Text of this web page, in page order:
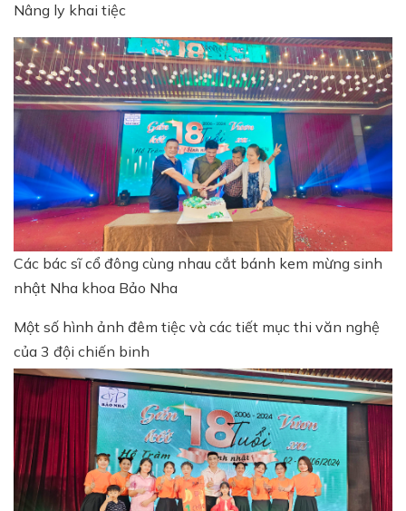
Nâng ly khai tiệc
Các bác sĩ cổ đông cùng nhau cắt bánh kem mừng sinh
nhật Nha khoa Bảo Nha
Một số hình ảnh đêm tiệc và các tiết mục thi văn nghệ
của 3 đội chiến binh